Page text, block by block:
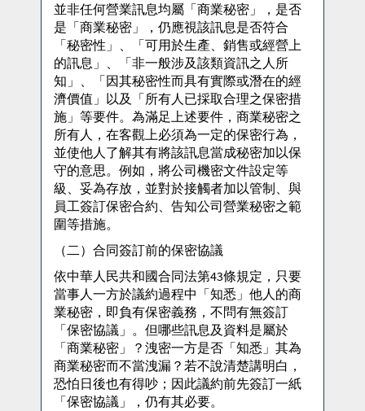
並非任何營業訊息均屬「商業秘密」，是否
是「商業秘密」，仍應視該訊息是否符合
「秘密性」、「可用於生產、銷售或經營上
的訊息」、「非一般涉及該類資訊之人所
知」、「因其秘密性而具有實際或潛在的經
濟價值」以及「所有人已採取合理之保密措
施」等要件。為滿足上述要件，商業秘密之
所有人，在客觀上必須為一定的保密行為，
並使他人了解其有將該訊息當成秘密加以保
守的意思。例如，將公司機密文件設定等
級、妥為存放，並對於接觸者加以管制、與
員工簽訂保密合約、告知公司營業秘密之範
圍等措施。
（二）合同簽訂前的保密協議
依中華人民共和國合同法第43條規定，只要
當事人一方於議約過程中「知悉」他人的商
業秘密，即負有保密義務，不問有無簽訂
「保密協議」。但哪些訊息及資料是屬於
「商業秘密」？洩密一方是否「知悉」其為
商業秘密而不當洩漏？若不說清楚講明白，
恐怕日後也有得吵；因此議約前先簽訂一紙
「保密協議」，仍有其必要。